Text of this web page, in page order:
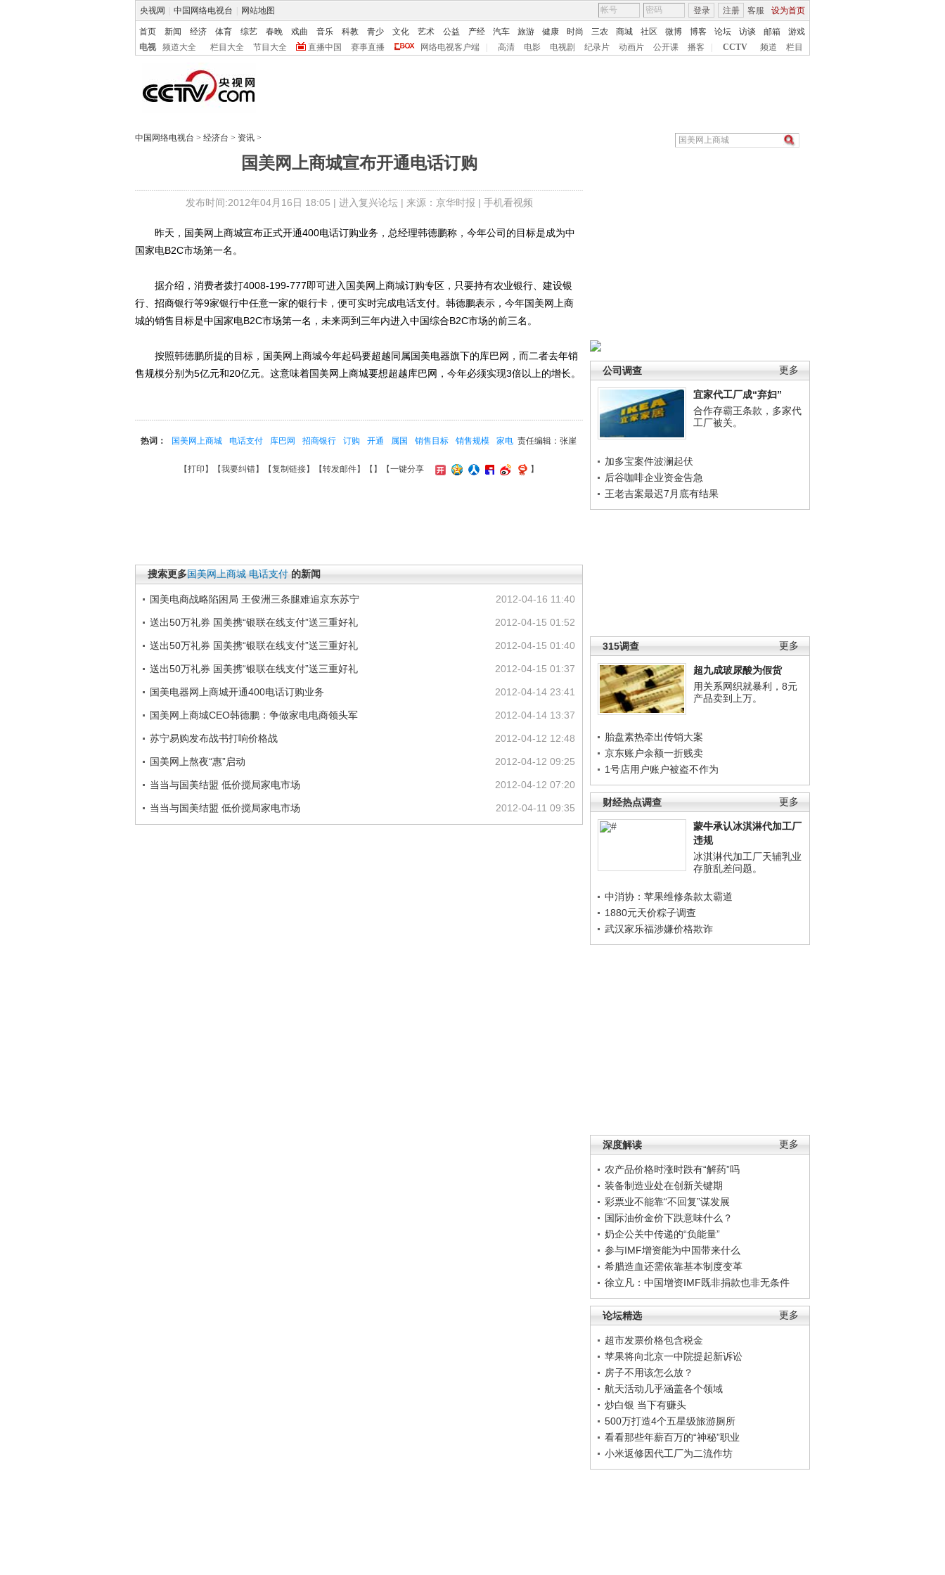
央视网 中国网络电视台 网站地图 客服 设为首页
登录 注册
首页 新闻 经济 体育 综艺 春晚 戏曲 音乐 科教 青少 文化 艺术 公益 产经 汽车 旅游 健康 时尚 三农 商城 社区 微博 博客 论坛 访谈 邮箱
游戏
电视
频道大全 栏目大全 节目大全 直播中国 赛事直播 网络电视客户端 高清 电影 电视剧 纪录片 动画片 公开课 播客 CCTV 频道 栏目
中国网络电视台 > 经济台 > 资讯 >
国美网上商城宣布开通电话订购
发布时间:2012年04月16日 18:05 | 进入复兴论坛| 来源：京华时报 | 手机看视频
更多
公司调查
宜家代工厂成“弃妇”
合作存霸王条款，多家代
工厂被关。
加多宝案件波澜起伏
后谷咖啡企业资金告急
王老吉案最迟7月底有结果
更多
315调查
超九成玻尿酸为假货
用关系网织就暴利，8元
产品卖到上万。
胎盘素热牵出传销大案
京东账户余额一折贱卖
1号店用户账户被盗不作为
更多
财经热点调查
蒙牛承认冰淇淋代加工厂
违规
冰淇淋代加工厂天辅乳业
存脏乱差问题。
中消协：苹果维修条款太霸道
1880元天价粽子调查
武汉家乐福涉嫌价格欺诈
更多
深度解读
农产品价格时涨时跌有“解药”吗
装备制造业处在创新关键期
彩票业不能靠“不回复”谋发展
国际油价金价下跌意味什么？
奶企公关中传递的“负能量”
参与IMF增资能为中国带来什么
希腊造血还需依靠基本制度变革
徐立凡：中国增资IMF既非捐款也非无条件
更多
论坛精选
超市发票价格包含税金
苹果将向北京一中院提起新诉讼
房子不用该怎么放？
航天活动几乎涵盖各个领域
炒白银 当下有赚头
500万打造4个五星级旅游厕所
看看那些年薪百万的“神秘”职业
小米返修因代工厂为二流作坊
昨天，国美网上商城宣布正式开通400电话订购业务，总经理韩德鹏称，今年公司的目标是成为中
国家电B2C市场第一名。
据介绍，消费者拨打4008-199-777即可进入国美网上商城订购专区，只要持有农业银行、建设银
行、招商银行等9家银行中任意一家的银行卡，便可实时完成电话支付。韩德鹏表示，今年国美网上商
城的销售目标是中国家电B2C市场第一名，未来两到三年内进入中国综合B2C市场的前三名。
按照韩德鹏所提的目标，国美网上商城今年起码要超越同属国美电器旗下的库巴网，而二者去年销
售规模分别为5亿元和20亿元。这意味着国美网上商城要想超越库巴网，今年必须实现3倍以上的增长。
责任编辑：张崖
热词： 国美网上商城 电话支付 库巴网 招商银行 订购 开通 属国 销售目标 销售规模 家电
【打印 】【我要纠错】【复制链接】【转发邮件】【 】 【一键分享 】
搜索更多国美网上商城 电话支付 的新闻
2012-04-16 11:40
国美电商战略陷困局 王俊洲三条腿难追京东苏宁
2012-04-15 01:52
送出50万礼券 国美携“银联在线支付”送三重好礼
2012-04-15 01:40
送出50万礼券 国美携“银联在线支付”送三重好礼
2012-04-15 01:37
送出50万礼券 国美携“银联在线支付”送三重好礼
2012-04-14 23:41
国美电器网上商城开通400电话订购业务
2012-04-14 13:37
国美网上商城CEO韩德鹏：争做家电电商领头军
2012-04-12 12:48
苏宁易购发布战书打响价格战
2012-04-12 09:25
国美网上熬夜“惠”启动
2012-04-12 07:20
当当与国美结盟 低价搅局家电市场
2012-04-11 09:35
当当与国美结盟 低价搅局家电市场